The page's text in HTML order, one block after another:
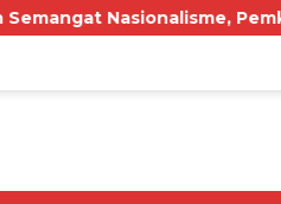
Pemkot